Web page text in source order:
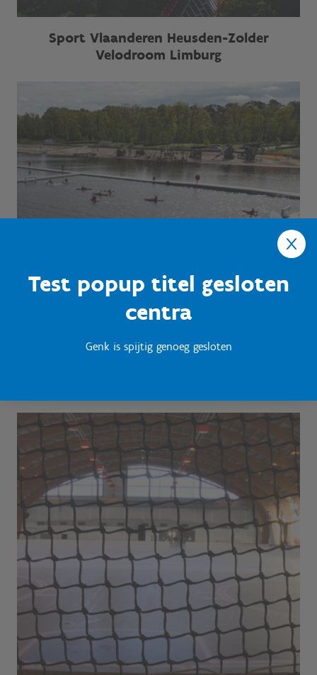
Test popup titel gesloten
centra
Genk is spijtig genoeg gesloten
Sport Vlaanderen Heusden-Zolder
Velodroom Limburg